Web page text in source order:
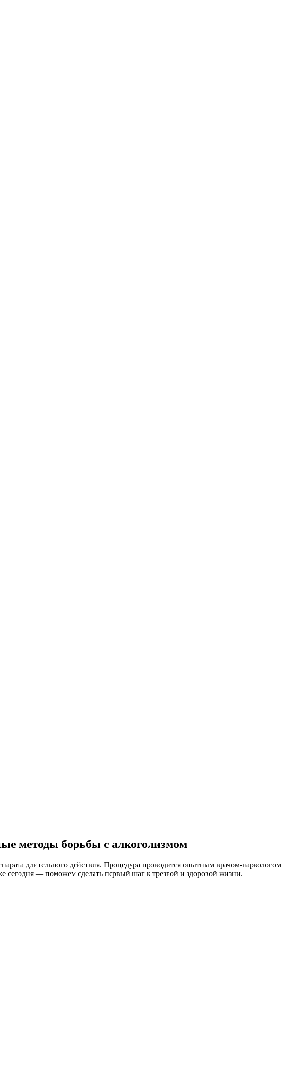
методы борьбы с алкоголизмом
длительного действия. Процедура проводится опытным врачом-наркологом
сегодня — поможем сделать первый шаг к трезвой и здоровой жизни.